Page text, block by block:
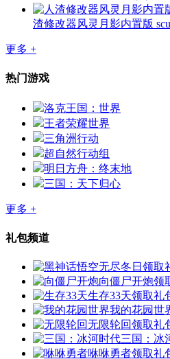
渣修改器风灵月影内置版
更多 +
热门游戏
洛克王国：世界
王者荣耀世界
三角洲行动
超自然行动组
明日方舟：终末地
三国：天下归心
更多 +
礼包频道
无尽冬日 领取
向僵尸开炮领
生存33天领取礼
我的花园世
无限轮回领取礼
三国：冰
咻咻勇者领取礼